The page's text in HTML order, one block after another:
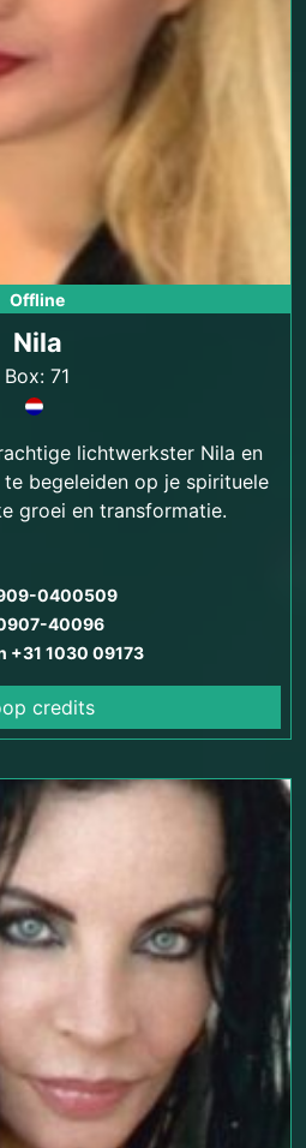
Offline
Nila
Box: 71
lichtwerkster Nila en
begeleiden op je spirituele
groei en transformatie.
0400509
40096
+31 1030 09173
credits